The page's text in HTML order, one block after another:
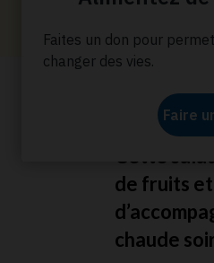
Cette
de fruits
chaude